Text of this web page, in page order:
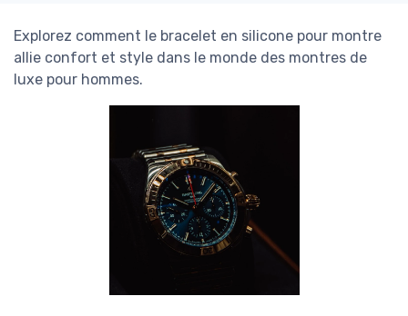
Explorez comment le bracelet en silicone pour montre
allie confort et style dans le monde des montres de
luxe pour hommes.